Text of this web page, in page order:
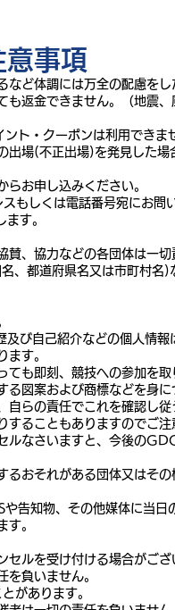
意事項
ど体調には万全の配慮をし
返金できません。（地震
ト・クーポンは利用できま
場(不正出場)を発見した場
らお申し込みください。
もしくは電話番号宛にお問
す。
、協力などの各団体は一切
、都道府県名又は市町村
び自己紹介などの個人情
ます。
も即刻、競技への参加を取
図案および商標などを身に
らの責任でこれを確認し
ることもありますのでご注
ルなさいますと、今後の
おそれがある団体又はそ
告知物、その他媒体に当日
す。
ルを受け付ける場合がござ
を負いません。
があります。